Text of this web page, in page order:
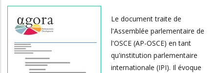
Le document traite de
l'Assemblée parlementaire de
l'OSCE (AP-OSCE) en tant
qu'institution parlementaire
internationale (IPI). Il évoque